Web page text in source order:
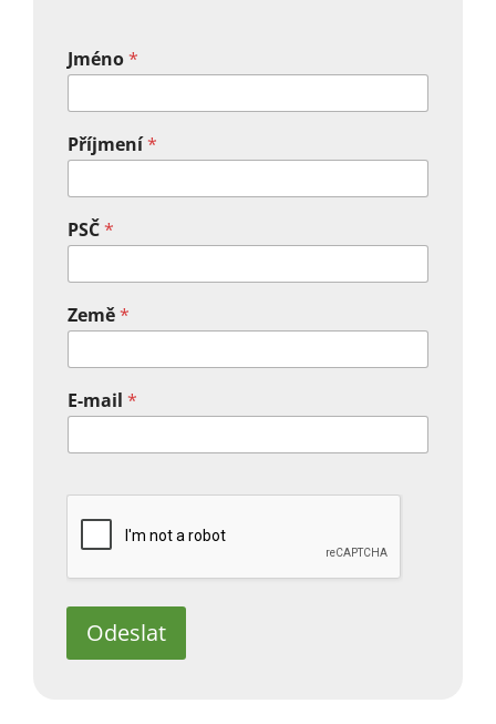
Jméno*
Příjmení*
PSČ*
Země*
E-mail *
Odeslat